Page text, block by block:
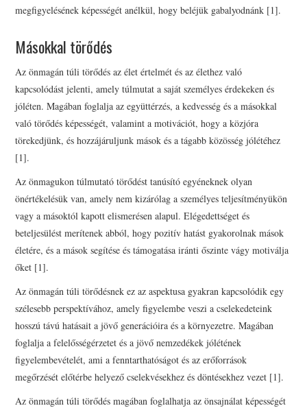
megfigyelésének képességét anélkül, hogy beléjük gabalyodnánk [1].
Másokkal törődés
Az önmagán túli törődés az élet értelmét és az élethez való
kapcsolódást jelenti, amely túlmutat a saját személyes érdekeken és
jóléten. Magában foglalja az együttérzés, a kedvesség és a másokkal
való törődés képességét, valamint a motivációt, hogy a közjóra
törekedjünk, és hozzájáruljunk mások és a tágabb közösség jólétéhez
[1].
Az önmagukon túlmutató törődést tanúsító egyéneknek olyan
önértékelésük van, amely nem kizárólag a személyes teljesítményükön
vagy a másoktól kapott elismerésen alapul. Elégedettséget és
beteljesülést merítenek abból, hogy pozitív hatást gyakorolnak mások
életére, és a mások segítése és támogatása iránti őszinte vágy motiválja
őket [1].
Az önmagán túli törődésnek ez az aspektusa gyakran kapcsolódik egy
szélesebb perspektívához, amely figyelembe veszi a cselekedeteink
hosszú távú hatásait a jövő generációira és a környezetre. Magában
foglalja a felelősségérzetet és a jövő nemzedékek jólétének
figyelembevételét, ami a fenntarthatóságot és az erőforrások
megőrzését előtérbe helyező cselekvésekhez és döntésekhez vezet [1].
Az önmagán túli törődés magában foglalhatja az önsajnálat képességét